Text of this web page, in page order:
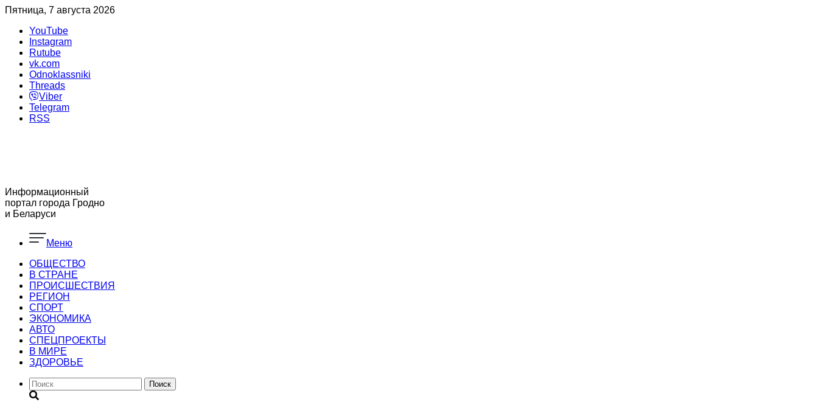
Пятница, 7 августа 2026
YouTube
Instagram
Rutube
vk.com
Odnoklassniki
Threads
Viber
Telegram
RSS
Информационный
портал города Гродно
и Беларуси
Меню
ОБЩЕСТВО
В СТРАНЕ
ПРОИСШЕСТВИЯ
РЕГИОН
CПОРТ
ЭКОНОМИКА
АВТО
СПЕЦПРОЕКТЫ
В МИРЕ
ЗДОРОВЬЕ
Поиск